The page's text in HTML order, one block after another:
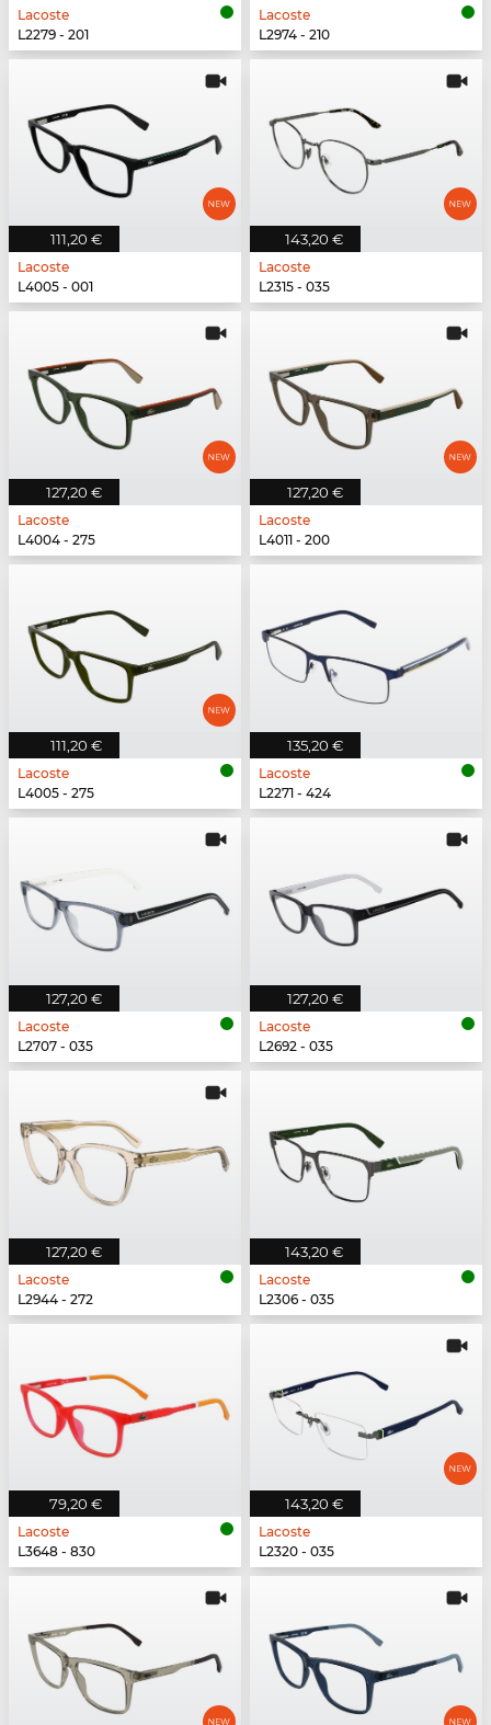
Lacoste
L2279 - 201
Lacoste
L2974 - 210
111,20 €
Lacoste
L4005 - 001
143,20 €
Lacoste
L2315 - 035
127,20 €
Lacoste
L4004 - 275
127,20 €
Lacoste
L4011 - 200
111,20 €
Lacoste
L4005 - 275
135,20 €
Lacoste
L2271 - 424
127,20 €
Lacoste
L2707 - 035
127,20 €
Lacoste
L2692 - 035
127,20 €
Lacoste
L2944 - 272
143,20 €
Lacoste
L2306 - 035
79,20 €
Lacoste
L3648 - 830
143,20 €
Lacoste
L2320 - 035